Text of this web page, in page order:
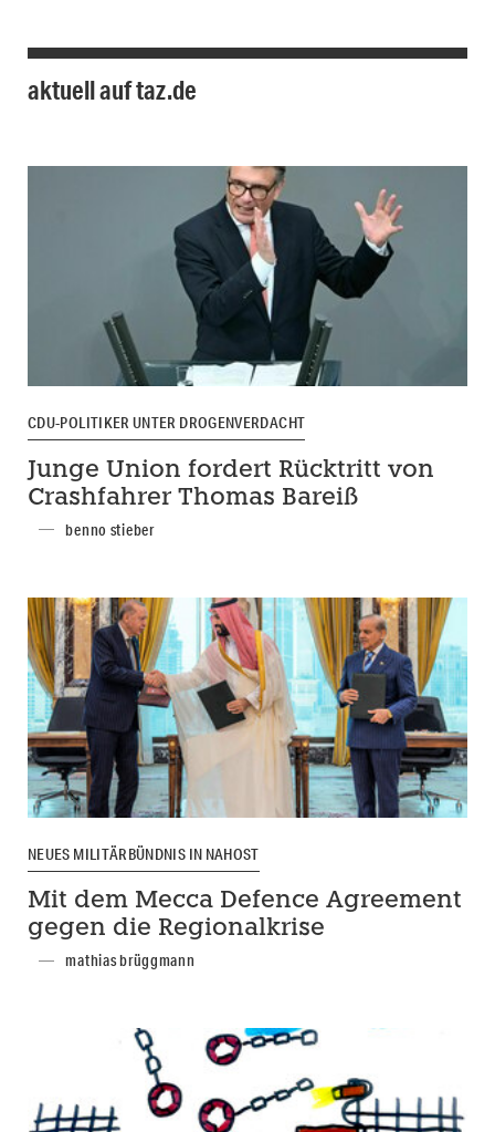
aktuell auf taz.de
CDU-POLITIKER UNTER DROGENVERDACHT
Junge Union fordert Rücktritt von
Crashfahrer Thomas Bareiß
benno stieber
NEUES MILITÄRBÜNDNIS IN NAHOST
Mit dem Mecca Defence Agreement
gegen die Regionalkrise
mathias brüggmann